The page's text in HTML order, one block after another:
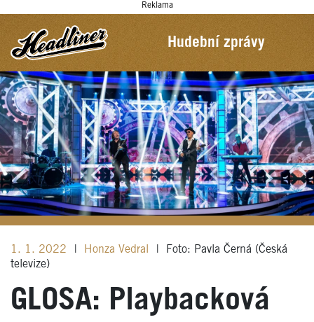
Reklama
Hudební zprávy
1. 1. 2022 Honza Vedral
Foto: Pavla Černá (Česká
televize)
GLOSA: Playbacková